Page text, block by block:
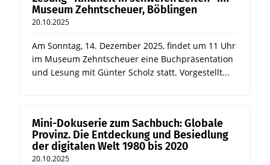
Museum Zehntscheuer, Böblingen
20.10.2025
Am Sonntag, 14. Dezember 2025, findet um 11 Uhr
im Museum Zehntscheuer eine Buchpräsentation
und Lesung mit Günter Scholz statt. Vorgestellt...
Mini-Dokuserie zum Sachbuch: Globale
Provinz. Die Entdeckung und Besiedlung
der digitalen Welt 1980 bis 2020
20.10.2025